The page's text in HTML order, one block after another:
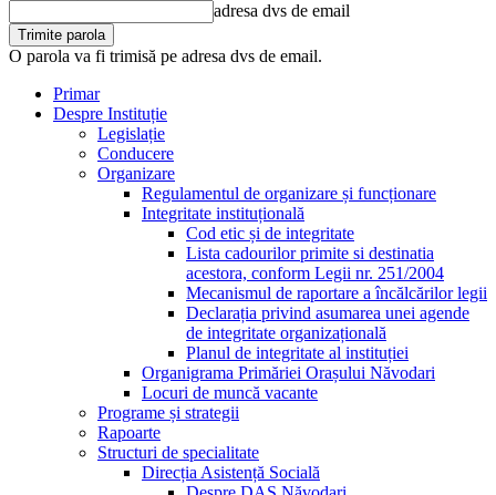
adresa dvs de email
O parola va fi trimisă pe adresa dvs de email.
Primar
Despre Instituție
Legislație
Conducere
Organizare
Regulamentul de organizare și funcționare
Integritate instituțională
Cod etic și de integritate
Lista cadourilor primite si destinatia
acestora, conform Legii nr. 251/2004
Mecanismul de raportare a încălcărilor legii
Declarația privind asumarea unei agende
de integritate organizațională
Planul de integritate al instituției
Organigrama Primăriei Orașului Năvodari
Locuri de muncă vacante
Programe și strategii
Rapoarte
Structuri de specialitate
Direcția Asistență Socială